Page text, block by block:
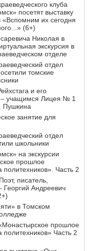
клуба
посетят выставку
«Вспомним их сегодня
(6+)
Николая в
экскурсия в
отделе
отдел
томские
и его
– учащимся Лицея № 1
Пушкина
занятие для
отдел
школьники
на экскурсии
прошлое
политехников». Часть 2
писатель,
Георгий Андреевич
в Томском
прошлое
политехников» Часть 2